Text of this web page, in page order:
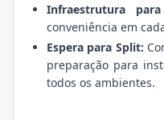
Infraestrutura
conveniência em
Espera para Split:
preparação para
todos os ambientes.